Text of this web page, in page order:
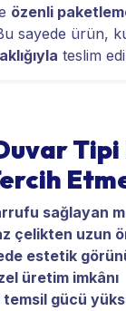
özenli
sayede ürün,
teslim
sağlayan
çelikten uzun
estetik
üretim imkânı
temsil gücü